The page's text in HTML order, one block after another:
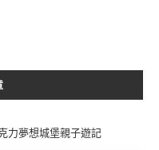
力夢想城堡親子遊記